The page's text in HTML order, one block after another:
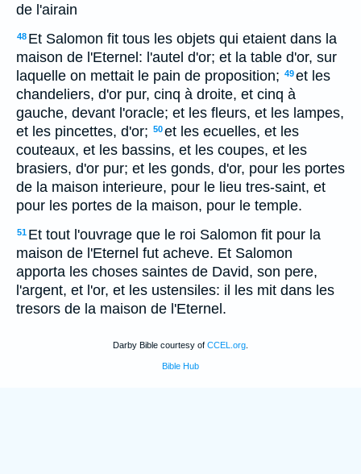
de l'airain
48 Et Salomon fit tous les objets qui etaient dans la
maison de l'Eternel: l'autel d'or; et la table d'or, sur
laquelle on mettait le pain de proposition; 49et les
chandeliers, d'or pur, cinq à droite, et cinq à
gauche, devant l'oracle; et les fleurs, et les lampes,
et les pincettes, d'or; 50et les ecuelles, et les
couteaux, et les bassins, et les coupes, et les
brasiers, d'or pur; et les gonds, d'or, pour les portes
de la maison interieure, pour le lieu tres-saint, et
pour les portes de la maison, pour le temple.
51 Et tout l'ouvrage que le roi Salomon fit pour la
maison de l'Eternel fut acheve. Et Salomon
apporta les choses saintes de David, son pere,
l'argent, et l'or, et les ustensiles: il les mit dans les
tresors de la maison de l'Eternel.
Darby Bible courtesy of CCEL.org
Bible Hub